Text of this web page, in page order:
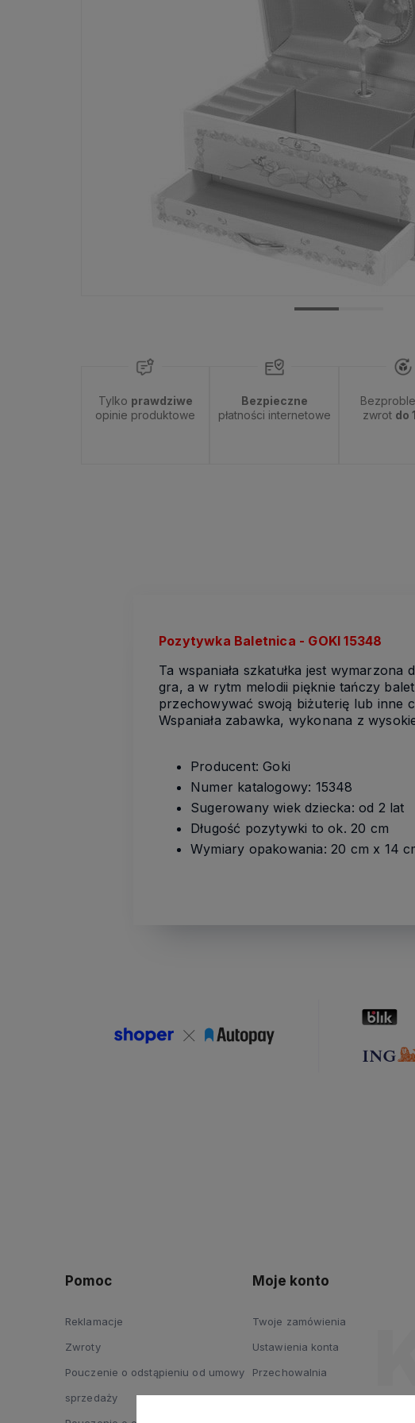
Tylko prawdziwe
opinie produktowe
Bezpieczne
płatności internetowe
zwrot do
tymczasowo niedostępny
Pozytywka Baletnica - GOKI 15348
Ta wspaniała szkatułka jest
gra, a w rytm melodii pięknie tańczy
przechowywać swoją biżuterię lub inne
Wspaniała zabawka, wykonana z
Producent: Goki
Numer katalogowy: 15348
Sugerowany wiek dziecka: od 2 lat
Długość pozytywki to ok. 20 cm
Wymiary opakowania: 20 cm x 14
Pomoc
Reklamacje
Zwroty
Pouczenie o odstąpieniu od umowy
sprzedaży
Moje konto
Twoje zamówienia
Ustawienia konta
Przechowalnia